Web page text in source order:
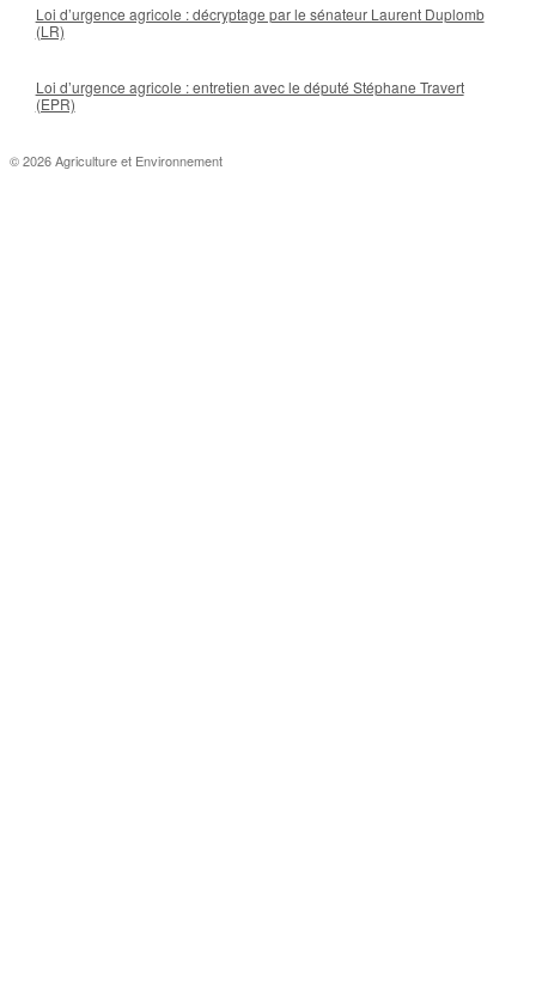
Loi d’urgence agricole : décryptage par le sénateur Laurent Duplomb
(LR)
Loi d’urgence agricole : entretien avec le député Stéphane Travert
(EPR)
© 2026 Agriculture et Environnement